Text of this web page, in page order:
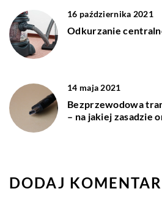
16 października 2021
Odkurzanie
14 maja 2021
Bezprzewodowa
– na jakiej zasadzie
DODAJ